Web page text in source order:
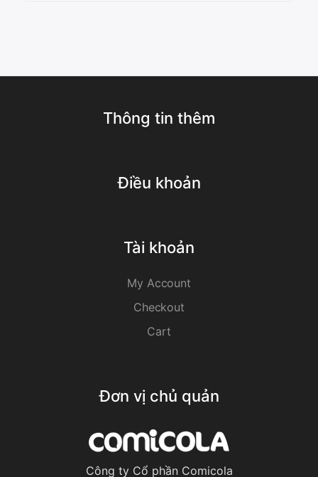
Thông tin thêm
Điều khoản
Tài khoản
My Account
Checkout
Cart
Đơn vị chủ quản
Công ty Cổ phần Comicola